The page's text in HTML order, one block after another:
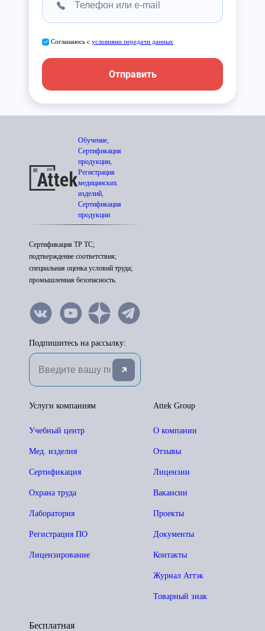
Соглашаюсь с условиями передачи данных
Отправить
Обучение,
Сертификация
продукции,
Регистрация
медицинских
изделий,
Сертификация
продукции
Сертификация ТР ТС;
подтверждение соответствия;
специальная оценка условий труда;
промышленная безопасность.
Подпишитесь на рассылку:
Attek Group
О компании
Отзывы
Лицензии
Вакансии
Проекты
Документы
Контакты
Журнал Аттэк
Товарный знак
Услуги компаниям
Учебный центр
Мед. изделия
Сертификация
Охрана труда
Лаборатория
Регистрация ПО
Лицензирование
Бесплатная